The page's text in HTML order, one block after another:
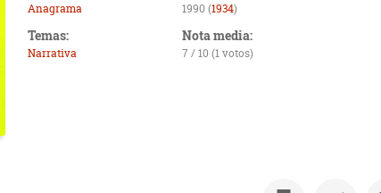
Anagrama 1990 (1934)
Temas:
Narrativa
Nota media:
7 / 10 (1 votos)